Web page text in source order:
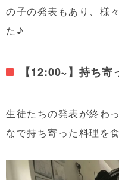
の子の発表もあり、様
た♪
【12:00~】持ち
生徒たちの発表が終わ
なで持ち寄った料理を